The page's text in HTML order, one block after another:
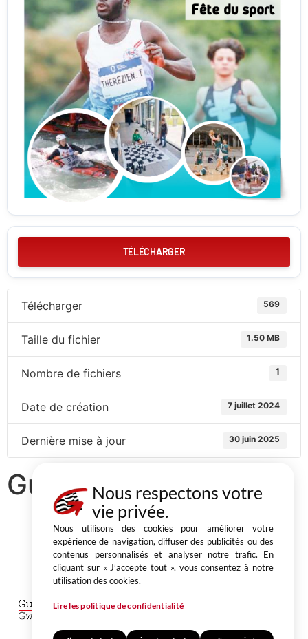
TÉLÉCHARGER
Télécharger 569
Taille du fichier 1.50 MB
Nombre de fichiers 1
Date de création 7 juillet 2024
Dernière mise à jour 30 juin 2025
Guingamp mag N°59
Partager
BP 50 543 22205 Guingamp cedex
Nous respectons votre
vie privée.
Nous utilisons des cookies pour améliorer votre
expérience de navigation, diffuser des publicités ou des
contenus personnalisés et analyser notre trafic. En
cliquant sur « J’accepte tout », vous consentez à notre
utilisation des cookies.
Lire les politique de confidentialité